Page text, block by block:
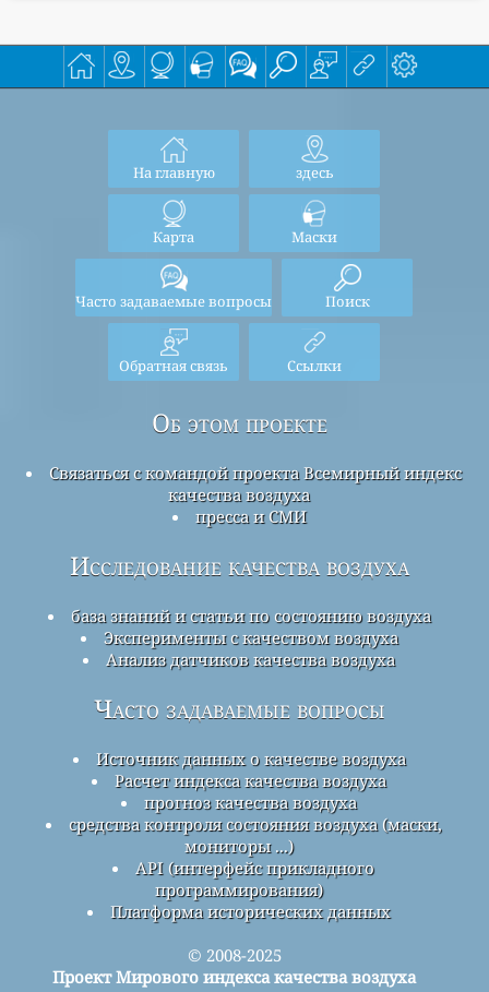
На главную здесь
Карта Маски
Часто задаваемые вопросы Поиск
Обратная связь Ссылки
Об этом проекте
Связаться с командой проекта Всемирный индекс
качества воздуха
пресса и СМИ
Исследование качества воздуха
база знаний и статьи по состоянию воздуха
Эксперименты с качеством воздуха
Анализ датчиков качества воздуха
Часто задаваемые вопросы
Источник данных о качестве воздуха
Расчет индекса качества воздуха
прогноз качества воздуха
средства контроля состояния воздуха (маски,
мониторы ...)
API (интерфейс прикладного
программирования)
Платформа исторических данных
© 2008-2025
Проект Мирового индекса качества воздуха